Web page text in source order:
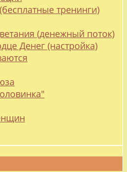
тренинги)
(денежный поток)
Денег (настройка)